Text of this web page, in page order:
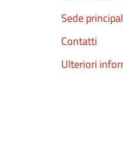
Sede
Contatti
Ulteriori